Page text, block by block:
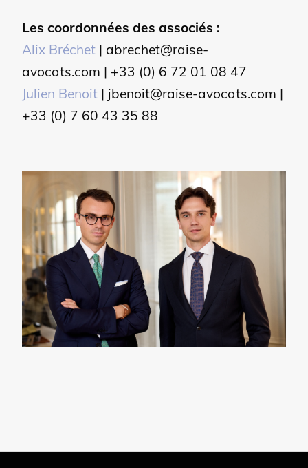
Les coordonnées des associés :
Alix Bréchet | abrechet@raise-
avocats.com | +33 (0) 6 72 01 08 47
Julien Benoit | jbenoit@raise-avocats.com |
+33 (0) 7 60 43 35 88